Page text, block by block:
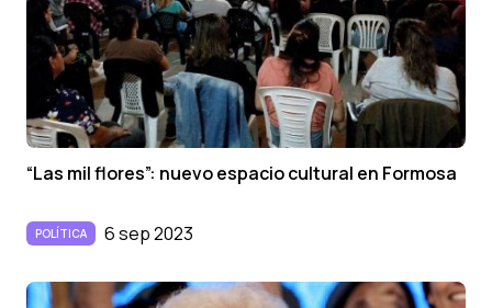
“Las mil flores”: nuevo espacio cultural en Formosa
POLÍTICA 6 sep 2023